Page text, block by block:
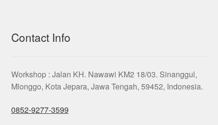
Contact Info
Workshop : Jalan KH. Nawawi KM2 18/03. Sinanggul,
Mlonggo, Kota Jepara, Jawa Tengah, 59452, Indonesia.
0852-9277-3599